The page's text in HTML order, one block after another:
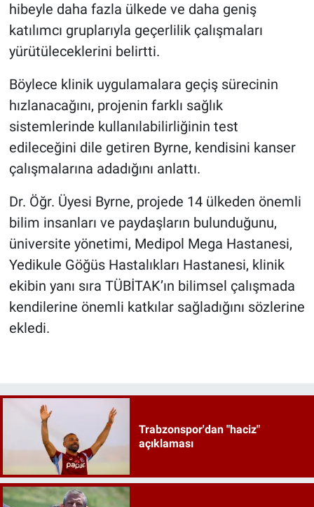
hibeyle daha fazla ülkede ve daha geniş
katılımcı gruplarıyla geçerlilik çalışmaları
yürütüleceklerini belirtti.
Böylece klinik uygulamalara geçiş sürecinin
hızlanacağını, projenin farklı sağlık
sistemlerinde kullanılabilirliğinin test
edileceğini dile getiren Byrne, kendisini kanser
çalışmalarına adadığını anlattı.
Dr. Öğr. Üyesi Byrne, projede 14 ülkeden önemli
bilim insanları ve paydaşların bulunduğunu,
üniversite yönetimi, Medipol Mega Hastanesi,
Yedikule Göğüs Hastalıkları Hastanesi, klinik
ekibin yanı sıra TÜBİTAK’ın bilimsel çalışmada
kendilerine önemli katkılar sağladığını sözlerine
ekledi.
Trabzonspor'dan "haciz"
açıklaması